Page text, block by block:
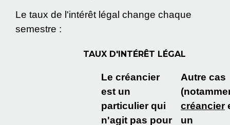
Le taux de l'intérêt légal change chaque
semestre :
TAUX D'INTÉRÊT LÉGAL
Le créancier
est un
particulier qui
n'agit pas pour
Autre cas
créancier
un